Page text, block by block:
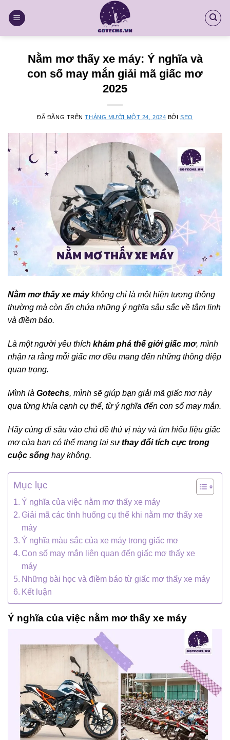
đến
Nằm mơ thấy xe máy: Ý nghĩa và
con số may mắn giải mã giấc mơ
2025
ĐÃ ĐĂNG TRÊNTHÁNG MƯỜI MỘT 24, 2024 BỞISEO
Nằm mơ thấy xe máykhông chỉ là một hiện tượng thông
thường mà còn ẩn chứa những ý nghĩa sâu sắc về tâm linh
và điềm báo.
Là một người yêu thích khám phá thế giới giấc mơ, mình
nhận ra rằng mỗi giấc mơ đều mang đến những thông điệp
quan trọng.
Mình là Gotechs, mình sẽ giúp bạn giải mã giấc mơ này
qua từng khía cạnh cụ thể, từ ý nghĩa đến con số may mắn.
Hãy cùng đi sâu vào chủ đề thú vị này và tìm hiểu liệu giấc
mơ của bạn có thể mang lại sựthay đổi tích cực trong
cuộc sống hay không.
Mục lục
Ý nghĩa của việc nằm mơ thấy xe máy
Giải mã các tình huống cụ thể khi nằm mơ thấy xe
máy
Ý nghĩa màu sắc của xe máy trong giấc mơ
Con số may mắn liên quan đến giấc mơ thấy xe
máy
Những bài học và điềm báo từ giấc mơ thấy xe máy
Kết luận
Ý nghĩa của việc nằm mơ thấy xe máy